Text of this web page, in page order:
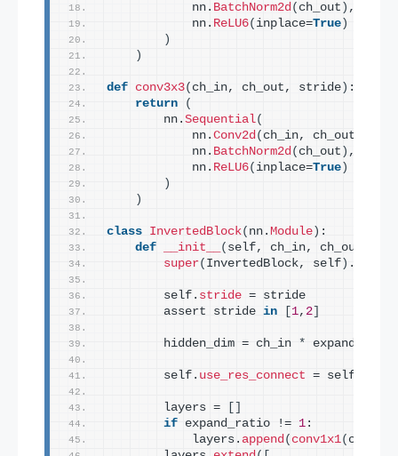
            nn.
BatchNorm2d( ch_out ) ,
            nn.
ReLU6( inplace=True )
)
)
def conv3x3( ch_in, ch_out, stride ) :
return
(
        nn.
Sequential(
            nn.
Conv2d( ch_in, ch_out,
            nn.
BatchNorm2d ( ch_out ) ,
            nn.
ReLU6( inplace=True )
)
)
class InvertedBlock( nn. Module ) :
def
__init__ ( self, ch_in, ch_out,
super( InvertedBlock, self ) .
        self.
stride = stride
        assert stride
in 1, 2
        hidden_dim = ch_in
* expand_ratio
        self.
use_res_connect = self.
        layers =
if expand_ratio != 1 :
            layers.
append( conv1x1( ch_in,